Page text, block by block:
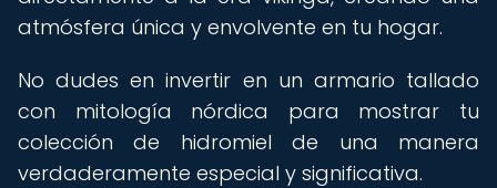
atmósfera única y envolvente en tu hogar.
No dudes en invertir en un armario tallado
con mitología nórdica para mostrar tu
colección de hidromiel de una manera
verdaderamente especial y significativa.